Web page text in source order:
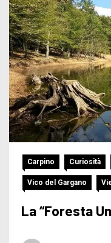
Carpino Curiosità
Vico del Gargano
La “Foresta